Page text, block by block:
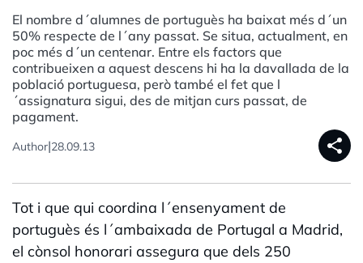
El nombre d´alumnes de portuguès ha baixat més d´un
50% respecte de l´any passat. Se situa, actualment, en
poc més d´un centenar. Entre els factors que
contribueixen a aquest descens hi ha la davallada de la
població portuguesa, però també el fet que l
´assignatura sigui, des de mitjan curs passat, de
pagament.
Author|28.09.13 share
Tot i que qui coordina l´ensenyament de
portuguès és l´ambaixada de Portugal a Madrid,
el cònsol honorari assegura que dels 250